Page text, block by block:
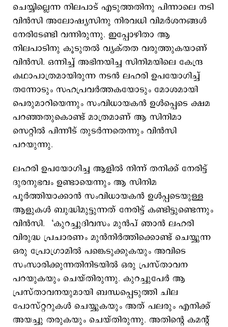
ചെയ്യില്ലെന്ന നിലപാട് എടുത്തതിനു പിന്നാലെ നടി
വിന്‍സി അലോഷ്യസിനു നിരവധി വിമര്‍ശനങ്ങള്‍
നേരിടേണ്ടി വന്നിരുന്നു. ഇപ്പോഴിതാ ആ
നിലപാടിനു കൂടുതല്‍ വ്യക്തത വരുത്തുകയാണ്
വിന്‍സി. ഒന്നിച്ച് അഭിനയിച്ച സിനിമയിലെ കേന്ദ്ര
കഥാപാത്രമായിരുന്ന നടൻ ലഹരി ഉപയോഗിച്ച്
തന്നോടും സഹപ്രവർത്തകയോടും മോശമായി
പെരുമാറിയെന്നും സംവിധായകന്‍ ഉള്‍പ്പെടെ ക്ഷമ
പറഞ്ഞതുകൊണ്ട് മാത്രമാണ് ആ സിനിമാ
സെറ്റില്‍ പിന്നീട് തുടര്‍ന്നതെന്നും വിന്‍സി
പറയുന്നു.
ലഹരി ഉപയോഗിച്ച ആളിൽ നിന്ന് തനിക്ക് നേരിട്ട്
ദുരനുഭവം ഉണ്ടായെന്നും ആ സിനിമ
പൂർത്തിയാക്കാൻ സംവിധായകൻ ഉൾപ്പടെയുള്ള
ആളുകൾ ബുദ്ധിമുട്ടുന്നത് നേരിട്ട് കണ്ടിട്ടുണ്ടെന്നും
വിന്‍സി. ‘കുറച്ചുദിവസം മുൻപ് ഞാൻ ലഹരി
വിരുദ്ധ പ്രചാരണം മുൻനിർത്തിക്കൊണ്ട് ചെയ്യുന്ന
ഒരു പ്രോഗ്രാമിൽ പങ്കെടുക്കുകയും അവിടെ
സംസാരിക്കുന്നതിനിടയിൽ ഒരു പ്രസ്താവന
‍പറയുകയും ചെയ്തിരുന്നു. കുറച്ചുപേർ ആ
പ്രസ്താവനയുമായി ബന്ധപ്പെടുത്തി ചില
പോസ്റ്ററുകൾ ചെയ്യുകയും അത് പലരും എനിക്ക്
അയച്ചു തരുകയും ചെയ്തിരുന്നു. അതിന്റെ കമന്റ്